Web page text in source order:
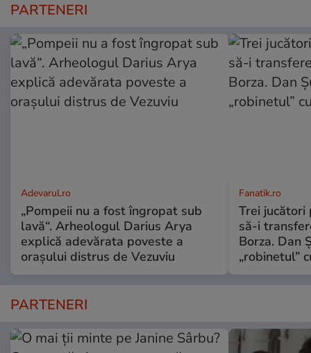
PARTENERI
Adevarul.ro
„Pompeii nu a fost îngropat sub
lavă“. Arheologul Darius Arya
explică adevărata poveste a
orașului distrus de Vezuviu
Fanatik.ro
Trei jucători
să-i
Borza. Dan
„robinetul”
PARTENERI